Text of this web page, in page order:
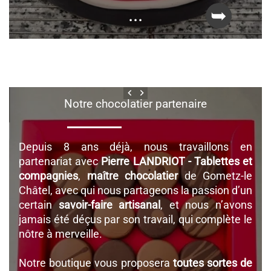
midi !
anniversaires
. Ce gâteau très tendance reprend
l’âge de la star du jour ! Imaginez les étoiles dans
amoureux.
Le « Layer Cake » est un
alterne biscuit léger et couches de crème, le tout
recouvert d’un glaçage et de la décoration de
votre choix pour marquer l’évènement. Vous
allez épater vos invités !
Quand passer commande ?
Prévoyez 4 jours de délai pour un gâteau spécial
ou pour un grand nombre de convives. En
...
keyboard_arrow_left keyboard_arrow_right
Notre chocolatier partenaire
Depuis 8 ans déjà, nous travaillons en
partenariat avecPierre LANDRIOT - Tablettes et
compagnies, maître chocolatierde Gometz-le
Châtel, avec qui nous partageons la passion d’un
certain savoir-faire artisanal , et nous n’avons
jamais été déçus par son travail, qui complète le
nôtre à merveille.
Notre boutique vous proposera toutes sortes de